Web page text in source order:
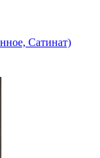
Сатинат)